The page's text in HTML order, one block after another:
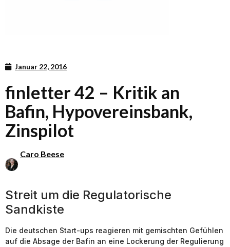
Januar 22, 2016
finletter 42 – Kritik an
Bafin, Hypovereinsbank,
Zinspilot
Caro Beese
Streit um die Regulatorische
Sandkiste
Die deutschen Start-ups reagieren mit gemischten Gefühlen
auf die Absage der Bafin an eine Lockerung der Regulierung